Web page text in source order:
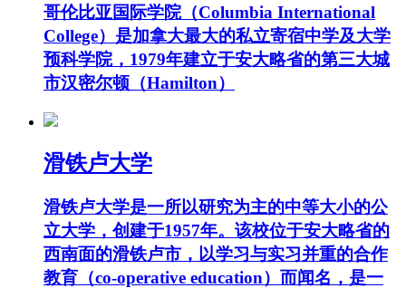
哥伦比亚国际学院（Columbia International
College）是加拿大最大的私立寄宿中学及大学
预科学院，1979年建立于安大略省的第三大城
市汉密尔顿（Hamilton）
滑铁卢大学
滑铁卢大学是一所以研究为主的中等大小的公
立大学，创建于1957年。该校位于安大略省的
西南面的滑铁卢市，以学习与实习并重的合作
教育（co-operative education）而闻名，是一